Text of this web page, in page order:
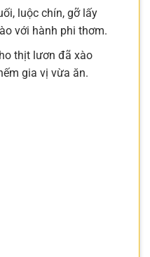
luộc chín, gỡ lấy
với hành phi thơm.
thịt lươn đã xào
gia vị vừa ăn.